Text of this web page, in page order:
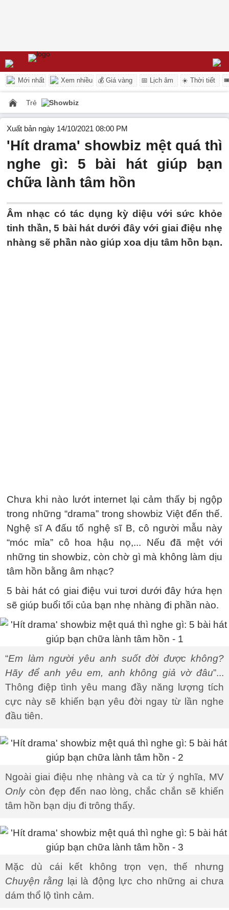
Mới nhất Xem nhiều 💰 Giá vàng 📅 Lịch âm ☀️ Thời tiết
Trẻ Showbiz
Xuất bản ngày 14/10/2021 08:00 PM
'Hít drama' showbiz mệt quá thì
nghe gì: 5 bài hát giúp bạn
chữa lành tâm hồn
Âm nhạc có tác dụng kỳ diệu với sức khỏe
tinh thần, 5 bài hát dưới đây với giai điệu nhẹ
nhàng sẽ phần nào giúp xoa dịu tâm hồn bạn.
Chưa khi nào lướt internet lại cảm thấy bị ngộp
trong những “drama” trong showbiz Việt đến thế.
Nghệ sĩ A đấu tố nghệ sĩ B, cô người mẫu này
“móc mỉa” cô hoa hậu nọ,... Nếu đã mệt với
những tin showbiz, còn chờ gì mà không làm dịu
tâm hồn bằng âm nhạc?
5 bài hát có giai điệu vui tươi dưới đây hứa hẹn
sẽ giúp buổi tối của bạn nhẹ nhàng đi phần nào.
“Em làm người yêu anh suốt đời được không?
Hãy để anh yêu em, anh không giả vờ đâu”...
Thông điệp tình yêu mang đầy năng lượng tích
cực này sẽ khiến bạn yêu đời ngay từ lần nghe
đầu tiên.
Ngoài giai điệu nhẹ nhàng và ca từ ý nghĩa, MV
Only còn đẹp đến nao lòng, chắc chắn sẽ khiến
tâm hồn bạn dịu đi trông thấy.
Mặc dù cái kết không trọn vẹn, thế nhưng
Chuyện rằng lại là động lực cho những ai chưa
dám thổ lộ tình cảm.